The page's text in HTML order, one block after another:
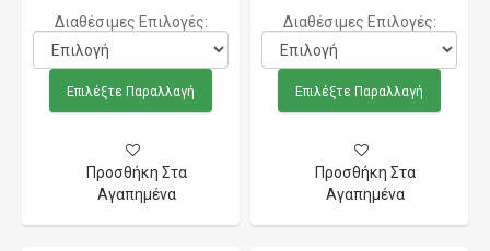
Διαθέσιμες Επιλογές:
Επιλέξτε Παραλλαγή
Προσθήκη Στα
Αγαπημένα
Διαθέσιμες Επιλογές:
Επιλέξτε Παραλλαγή
Προσθήκη Στα
Αγαπημένα